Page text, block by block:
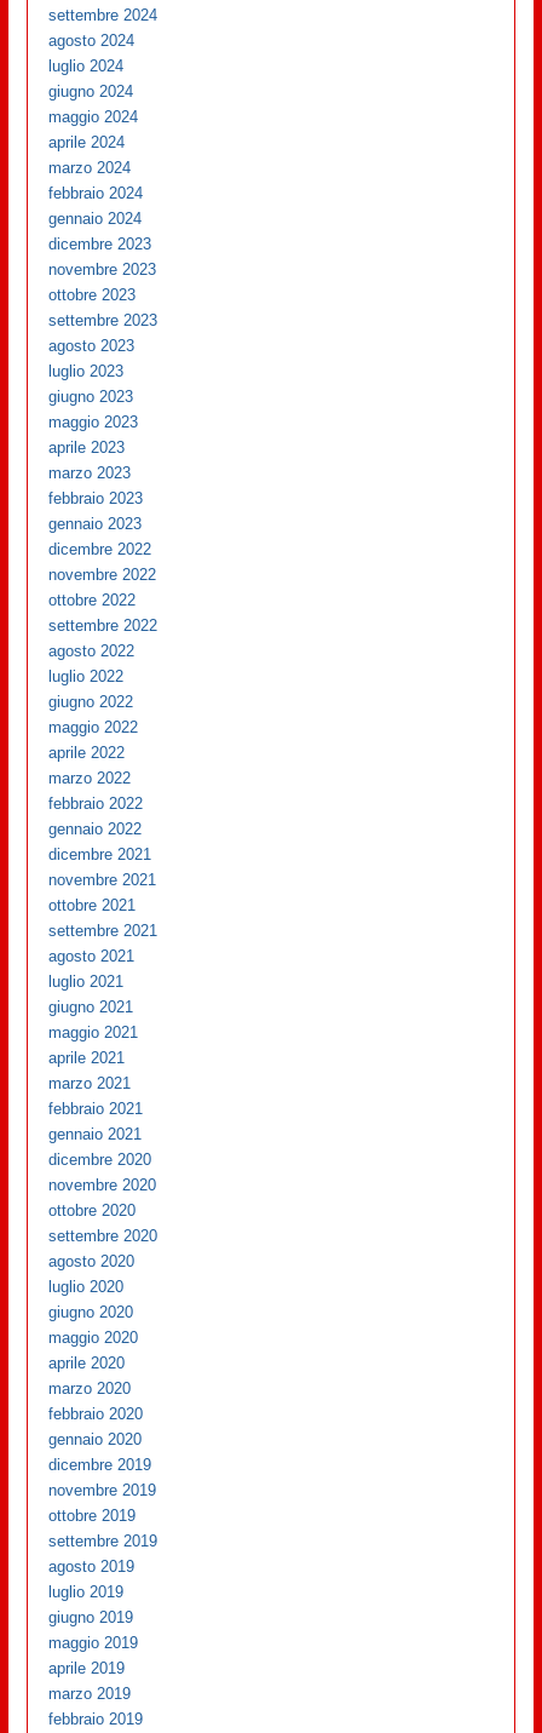
settembre 2024
agosto 2024
luglio 2024
giugno 2024
maggio 2024
aprile 2024
marzo 2024
febbraio 2024
gennaio 2024
dicembre 2023
novembre 2023
ottobre 2023
settembre 2023
agosto 2023
luglio 2023
giugno 2023
maggio 2023
aprile 2023
marzo 2023
febbraio 2023
gennaio 2023
dicembre 2022
novembre 2022
ottobre 2022
settembre 2022
agosto 2022
luglio 2022
giugno 2022
maggio 2022
aprile 2022
marzo 2022
febbraio 2022
gennaio 2022
dicembre 2021
novembre 2021
ottobre 2021
settembre 2021
agosto 2021
luglio 2021
giugno 2021
maggio 2021
aprile 2021
marzo 2021
febbraio 2021
gennaio 2021
dicembre 2020
novembre 2020
ottobre 2020
settembre 2020
agosto 2020
luglio 2020
giugno 2020
maggio 2020
aprile 2020
marzo 2020
febbraio 2020
gennaio 2020
dicembre 2019
novembre 2019
ottobre 2019
settembre 2019
agosto 2019
luglio 2019
giugno 2019
maggio 2019
aprile 2019
marzo 2019
febbraio 2019